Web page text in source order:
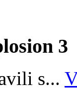
3
s...